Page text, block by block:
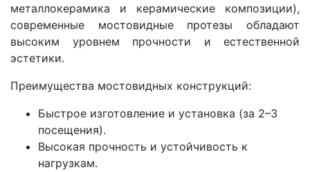
металлокерамика и керамические композиции),
современные мостовидные протезы обладают
высоким уровнем прочности и естественной
эстетики.
Преимущества мостовидных конструкций:
Быстрое изготовление и установка (за 2–3
посещения).
Высокая прочность и устойчивость к
нагрузкам.